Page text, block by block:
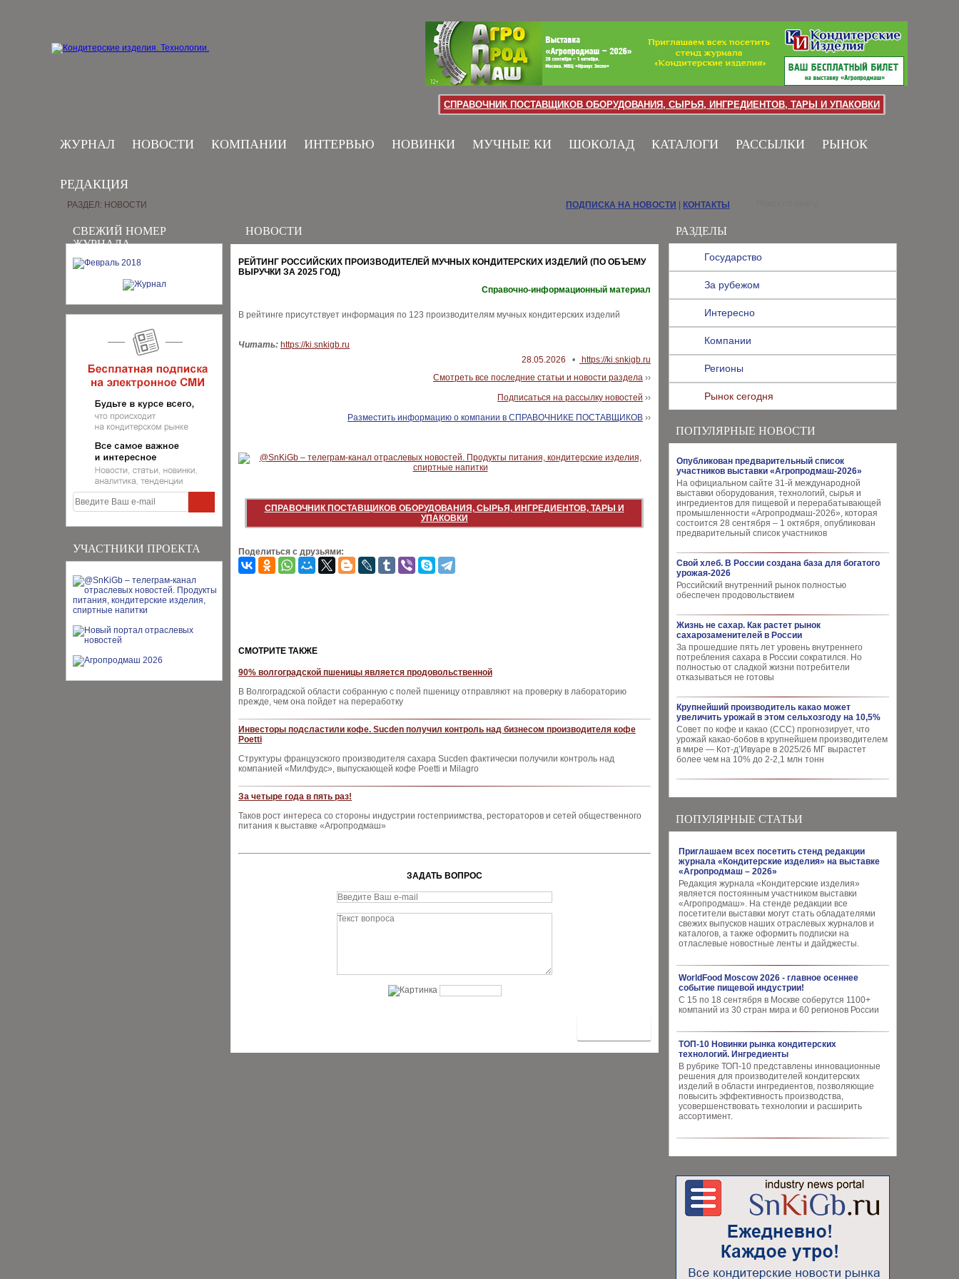
СПРАВОЧНИК ПОСТАВЩИКОВ ОБОРУДОВАНИЯ, СЫРЬЯ, ИНГРЕДИЕНТОВ, ТАРЫ И УПАКОВКИ
ЖУРНАЛ НОВОСТИ КОМПАНИИ ИНТЕРВЬЮ НОВИНКИ МУЧНЫЕ КИ ШОКОЛАД КАТАЛОГИ РАССЫЛКИ РЫНОК
РЕДАКЦИЯ
СВЕЖИЙ НОМЕР
ЖУРНАЛА
УЧАСТНИКИ ПРОЕКТА
РАЗДЕЛЫ
Государство
За рубежом
Интересно
Компании
Регионы
Рынок сегодня
ПОПУЛЯРНЫЕ НОВОСТИ
Опубликован предварительный список
участников выставки «Агропродмаш-2026»
На официальном сайте 31-й международной
выставки оборудования, технологий, сырья и
ингредиентов для пищевой и перерабатывающей
промышленности «Агропродмаш-2026», которая
состоится 28 сентября – 1 октября, опубликован
предварительный список участников
Свой хлеб. В России создана база для богатого
урожая-2026
Российский внутренний рынок полностью
обеспечен продовольствием
Жизнь не сахар. Как растет рынок
сахарозаменителей в России
За прошедшие пять лет уровень внутреннего
потребления сахара в России сократился. Но
полностью от сладкой жизни потребители
отказываться не готовы
Крупнейший производитель какао может
увеличить урожай в этом сельхозгоду на 10,5%
Совет по кофе и какао (CCC) прогнозирует, что
урожай какао-бобов в крупнейшем производителем
в мире — Кот-д’Ивуаре в 2025/26 МГ вырастет
более чем на 10% до 2-2,1 млн тонн
ПОПУЛЯРНЫЕ СТАТЬИ
Приглашаем всех посетить стенд редакции
журнала «Кондитерские изделия» на выставке
«Агропродмаш – 2026»
Редакция журнала «Кондитерские изделия»
является постоянным участником выставки
«Агропродмаш». На стенде редакции все
посетители выставки могут стать обладателями
свежих выпусков наших отраслевых журналов и
каталогов, а также оформить подписки на
отласлевые новостные ленты и дайджесты.
WorldFood Moscow 2026 - главное осеннее
событие пищевой индустрии!
С 15 по 18 сентября в Москве соберутся 1100+
компаний из 30 стран мира и 60 регионов России
ТОП-10 Новинки рынка кондитерских
технологий. Ингредиенты
В рубрике ТОП-10 представлены инновационные
решения для производителей кондитерских
изделий в области ингредиентов, позволяющие
повысить эффективность производства,
усовершенствовать технологии и расширить
ассортимент.
РАЗДЕЛ: НОВОСТИ ПОДПИСКА НА НОВОСТИ КОНТАКТЫ
НОВОСТИ
РЕЙТИНГ РОССИЙСКИХ ПРОИЗВОДИТЕЛЕЙ МУЧНЫХ КОНДИТЕРСКИХ ИЗДЕЛИЙ (ПО ОБЪЕМУ
ВЫРУЧКИ ЗА 2025 ГОД)
Справочно-информационный материал
В рейтинге присутствует информация по 123 производителям мучных кондитерских изделий
Читать: https://ki.snkigb.ru
28.05.2026 •
https://ki.snkigb.ru
Смотреть все последние статьи и новости раздела ››
Подписаться на рассылку новостей ››
Разместить информацию о компании в СПРАВОЧНИКЕ ПОСТАВЩИКОВ ››
СПРАВОЧНИК ПОСТАВЩИКОВ ОБОРУДОВАНИЯ, СЫРЬЯ, ИНГРЕДИЕНТОВ, ТАРЫ И
УПАКОВКИ
Поделиться с друзьями:
CМОТРИТЕ ТАКЖЕ
90% волгоградской пшеницы является продовольственной
В Волгоградской области собранную с полей пшеницу отправляют на проверку в лабораторию
прежде, чем она пойдет на переработку
Инвесторы подсластили кофе. Sucden получил контроль над бизнесом производителя кофе
Poetti
Структуры французского производителя сахара Sucden фактически получили контроль над
компанией «Милфудс», выпускающей кофе Poetti и Milagro
За четыре года в пять раз!
Таков рост интереса со стороны индустрии гостеприимства, рестораторов и сетей общественного
питания к выставке «Агропродмаш»
ЗАДАТЬ ВОПРОС